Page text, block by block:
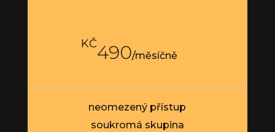
KČ490/měsíčně
neomezený přístup
soukromá skupina